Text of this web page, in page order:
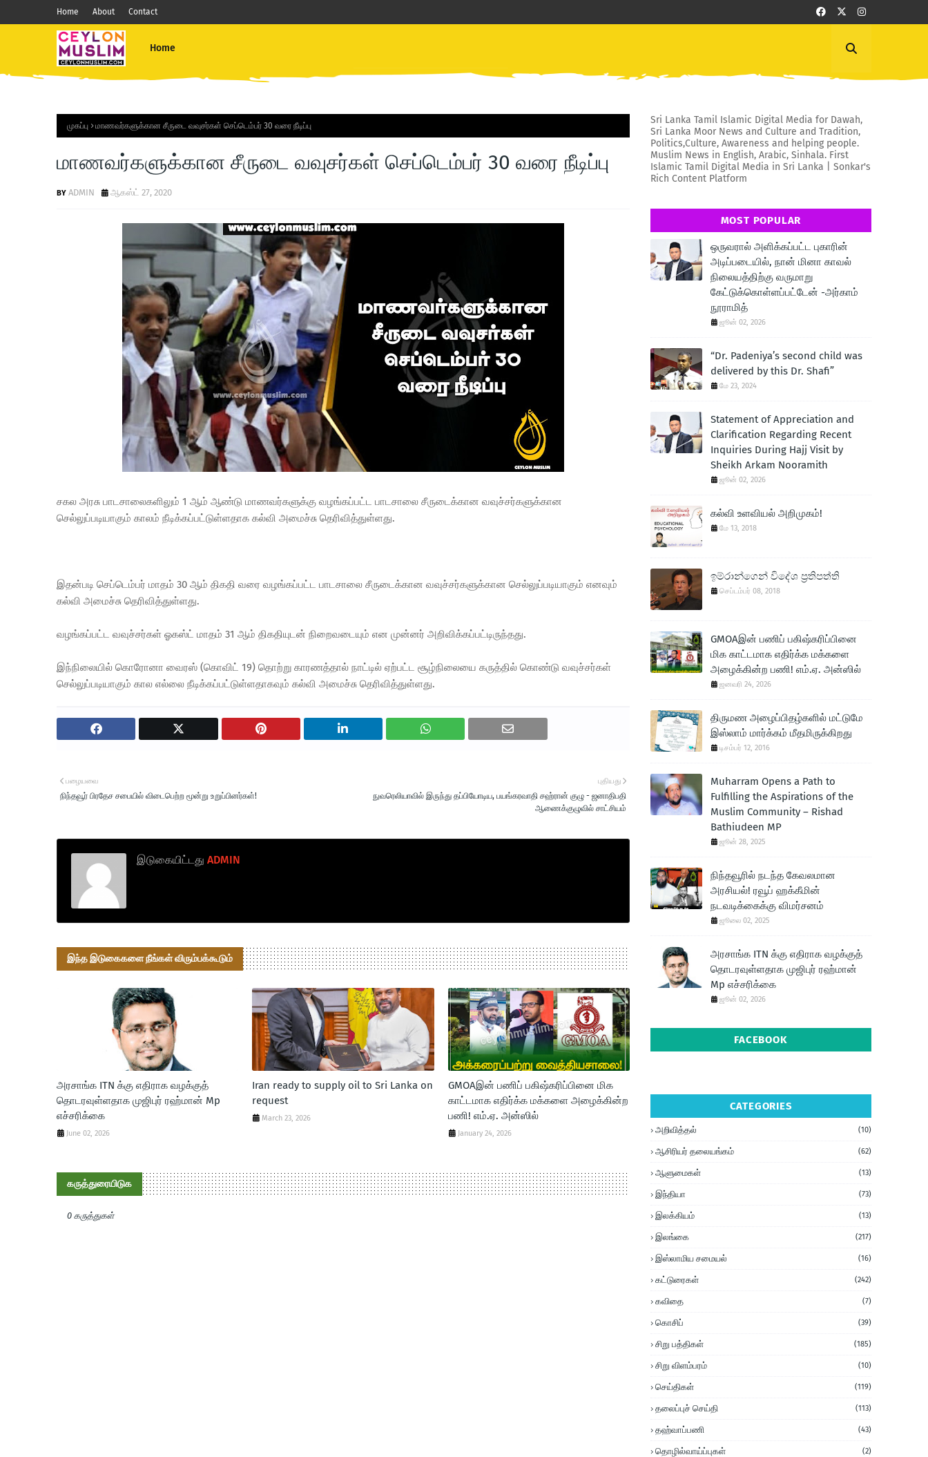
Home About Contact
Home
முகப்பு மாணவர்களுக்கான சீருடை வவுசர்கள் செப்டெம்பர் 30 வரை நீடிப்பு
மாணவர்களுக்கான சீருடை வவுசர்கள் செப்டெம்பர் 30 வரை நீடிப்பு
ADMIN ஆகஸ்ட் 27, 2020
சகல அரசு பாடசாலைகளிலும் 1 ஆம் ஆண்டு மாணவர்களுக்கு வழங்கப்பட்ட பாடசாலை சீருடைக்கான வவுச்சர்களுக்கான
செல்லுப்படியாகும் காலம் நீடிக்கப்பட்டுள்ளதாக கல்வி அமைச்சு தெரிவித்துள்ளது.
இதன்படி செப்டெம்பர் மாதம் 30 ஆம் திகதி வரை வழங்கப்பட்ட பாடசாலை சீருடைக்கான வவுச்சர்களுக்கான செல்லுப்படியாகும் எனவும்
கல்வி அமைச்சு தெரிவித்துள்ளது.
வழங்கப்பட்ட வவுச்சர்கள் ஓகஸ்ட் மாதம் 31 ஆம் திகதியுடன் நிறைவடையும் என முன்னர் அறிவிக்கப்பட்டிருந்தது.
இந்நிலையில் கொரோனா வைரஸ் (கொவிட் 19) தொற்று காரணத்தால் நாட்டில் ஏற்பட்ட சூழ்நிலையை கருத்தில் கொண்டு வவுச்சர்கள்
செல்லுப்படியாகும் கால எல்லை நீடிக்கப்பட்டுள்ளதாகவும் கல்வி அமைச்சு தெரிவித்துள்ளது.
புதியது
நுவரெலியாவில் இருந்து தப்பியோடிய, பயங்கரவாதி சஹ்ரான் குழு - ஜனாதிபதி
ஆணைக்குழுவில் சாட்சியம்
பழையவை
நிந்தவூர் பிரதேச சபையில் விடைபெற்ற மூன்று உறுப்பினர்கள்!
இடுகையிட்டது ADMIN
இந்த இடுகைகளை நீங்கள் விரும்பக்கூடும்
அரசாங்க ITN க்கு எதிராக வழக்குத்
தொடரவுள்ளதாக முஜிபுர் ரஹ்மான் Mp
எச்சரிக்கை
June 02, 2026
Iran ready to supply oil to Sri Lanka on
request
March 23, 2026
GMOAஇன் பணிப் பகிஷ்கரிப்பினை மிக
காட்டமாக எதிர்க்க மக்களை அழைக்கின்ற
பணி! எம்.ஏ. அன்ஸில்
January 24, 2026
கருத்துரையிடுக
0 கருத்துகள்
Sri Lanka Tamil Islamic Digital Media for Dawah,
Sri Lanka Moor News and Culture and Tradition,
Politics,Culture, Awareness and helping people.
Muslim News in English, Arabic, Sinhala. First
Islamic Tamil Digital Media in Sri Lanka | Sonkar's
Rich Content Platform
MOST POPULAR
ஒருவரால் அளிக்கப்பட்ட புகாரின்
அடிப்படையில், நான் மினா காவல்
நிலையத்திற்கு வருமாறு
கேட்டுக்கொள்ளப்பட்டேன் -அர்காம்
நூராமித்
ஜூன் 02, 2026
“Dr. Padeniya’s second child was
delivered by this Dr. Shafi”
மே 23, 2024
Statement of Appreciation and
Clarification Regarding Recent
Inquiries During Hajj Visit by
Sheikh Arkam Nooramith
ஜூன் 02, 2026
கல்வி உளவியல் அறிமுகம்!
மே 13, 2018
ඉම්රාන්ගෙන් විදේශ ප‍්‍රතිපත්ති
செப்டம்பர் 08, 2018
GMOAஇன் பணிப் பகிஷ்கரிப்பினை
மிக காட்டமாக எதிர்க்க மக்களை
அழைக்கின்ற பணி! எம்.ஏ. அன்ஸில்
ஜனவரி 24, 2026
திருமண அழைப்பிதழ்களில் மட்டுமே
இஸ்லாம் மார்க்கம் மீதமிருக்கிறது
டிசம்பர் 12, 2016
Muharram Opens a Path to
Fulfilling the Aspirations of the
Muslim Community – Rishad
Bathiudeen MP
ஜூன் 28, 2025
நிந்தவூரில் நடந்த கேவலமான
அரசியல்! ரவூப் ஹக்கீமின்
நடவடிக்கைக்கு விமர்சனம்
ஜூலை 02, 2025
அரசாங்க ITN க்கு எதிராக வழக்குத்
தொடரவுள்ளதாக முஜிபுர் ரஹ்மான்
Mp எச்சரிக்கை
ஜூன் 02, 2026
FACEBOOK
CATEGORIES
அறிவித்தல் (10)
ஆசிரியர் தலையங்கம் (62)
ஆளுமைகள் (13)
இந்தியா (73)
இலக்கியம் (13)
இலங்கை (217)
இஸ்லாமிய சமையல் (16)
கட்டுரைகள் (242)
கவிதை (7)
கொசிப் (39)
சிறு பத்திகள் (185)
சிறு விளம்பரம் (10)
செய்திகள் (119)
தலைப்புச் செய்தி (113)
தஹ்வாப்பணி (43)
தொழில்வாய்ப்புகள் (2)